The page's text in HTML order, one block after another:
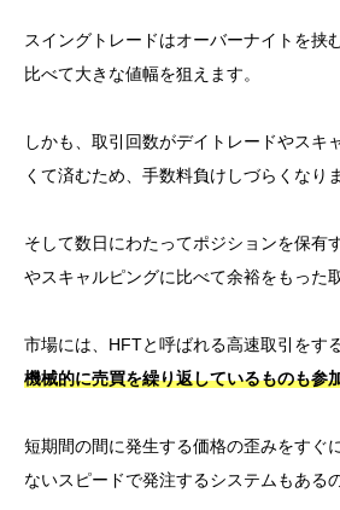
スイングトレードはオーバーナイトを挟
比べて大きな値幅を狙えます。
しかも、取引回数がデイトレードやスキ
くて済むため、手数料負けしづらくなりま
そして数日にわたってポジションを保有
やスキャルピングに比べて余裕をもった
市場には、HFTと呼ばれる高速取引をす
機械的に売買を繰り返しているものも参
短期間の間に発生する価格の歪みをすぐ
ないスピードで発注するシステムもある